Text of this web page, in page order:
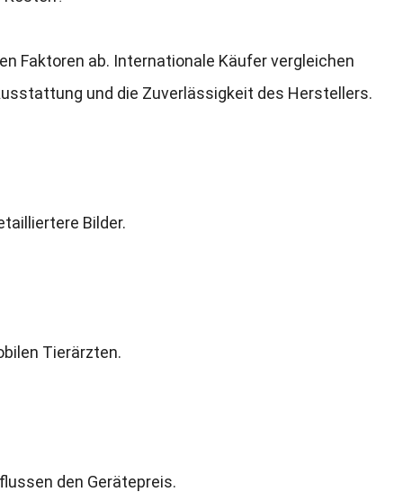
Faktoren ab. Internationale Käufer vergleichen
und die Zuverlässigkeit des Herstellers.
Bilder.
Tierärzten.
den Gerätepreis.